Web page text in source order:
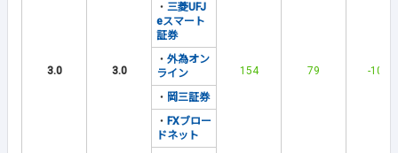
3.0 3.0 154 79 -100
・ 三菱UFJ
eスマート
証券
・ 外為オン
ライン
・ 岡三証券
・ FXブロー
ドネット